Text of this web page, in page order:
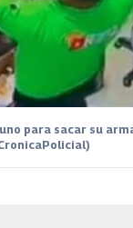
para sacar su